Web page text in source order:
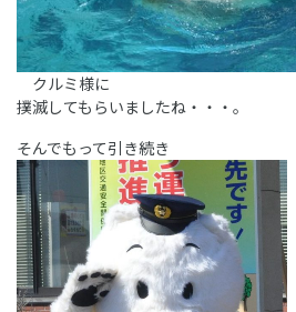
クルミ様に
撲滅してもらいましたね・・・。
そんでもって引き続き